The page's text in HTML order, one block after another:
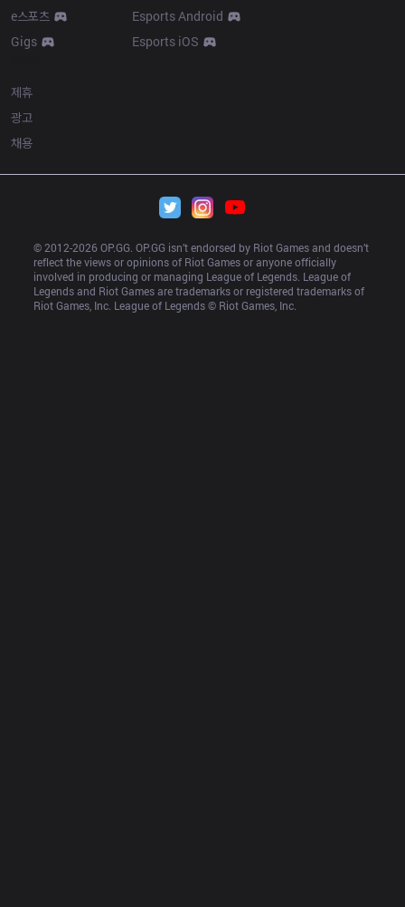
e스포츠
Gigs
Esports Android
Esports iOS
제휴
광고
채용
© 2012-2026 OP.GG. OP.GG isn’t endorsed by Riot Games and doesn’t
reflect the views or opinions of Riot Games or anyone officially
involved in producing or managing League of Legends. League of
Legends and Riot Games are trademarks or registered trademarks of
Riot Games, Inc. League of Legends © Riot Games, Inc.